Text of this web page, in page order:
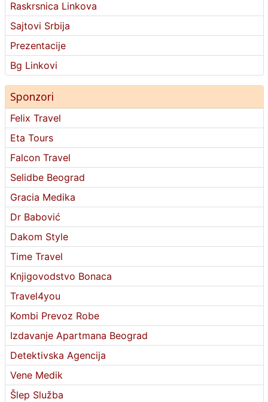
Raskrsnica Linkova
Sajtovi Srbija
Prezentacije
Bg Linkovi
Sponzori
Felix Travel
Eta Tours
Falcon Travel
Selidbe Beograd
Gracia Medika
Dr Babović
Dakom Style
Time Travel
Knjigovodstvo Bonaca
Travel4you
Kombi Prevoz Robe
Izdavanje Apartmana Beograd
Detektivska Agencija
Vene Medik
Šlep Služba